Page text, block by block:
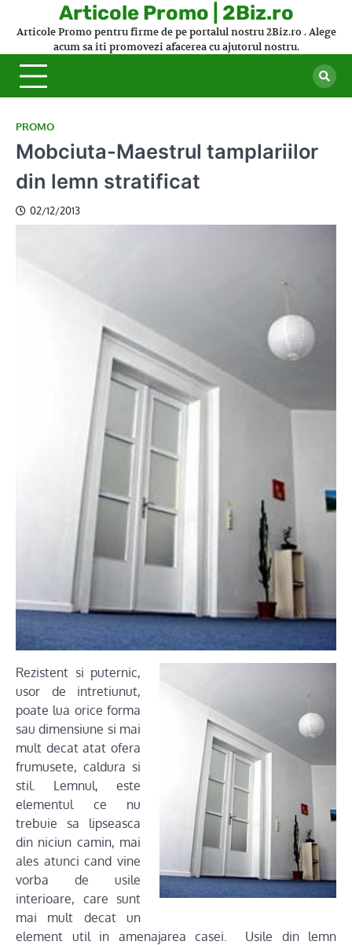
Articole Promo | 2Biz.ro
Articole Promo pentru firme de pe portalul nostru 2Biz.ro . Alege
acum sa iti promovezi afacerea cu ajutorul nostru.
PROMO
Mobciuta-Maestrul tamplariilor
din lemn stratificat
02/12/2013
Rezistent si puternic,
usor de intretiunut,
poate lua orice forma
sau dimensiune si mai
mult decat atat ofera
frumusete, caldura si
stil. Lemnul, este
elementul ce nu
trebuie sa lipseasca
din niciun camin, mai
ales atunci cand vine
vorba de usile
interioare, care sunt
mai mult decat un
element util in amenajarea casei. Usile din lemn